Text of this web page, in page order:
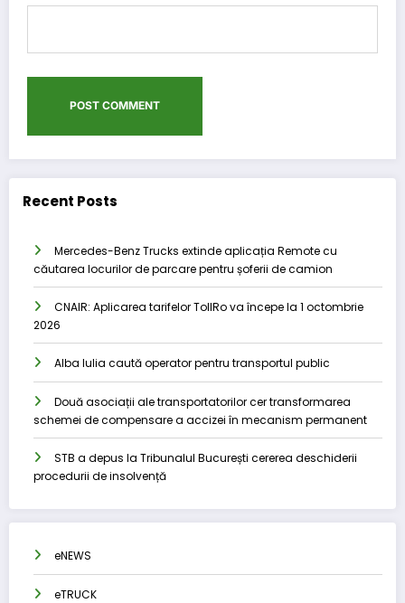
Recent Posts
Mercedes-Benz Trucks extinde aplicația Remote cu
căutarea locurilor de parcare pentru șoferii de camion
CNAIR: Aplicarea tarifelor TollRo va începe la 1 octombrie
2026
Alba Iulia caută operator pentru transportul public
Două asociații ale transportatorilor cer transformarea
schemei de compensare a accizei în mecanism permanent
STB a depus la Tribunalul București cererea deschiderii
procedurii de insolvență
eNEWS
eTRUCK